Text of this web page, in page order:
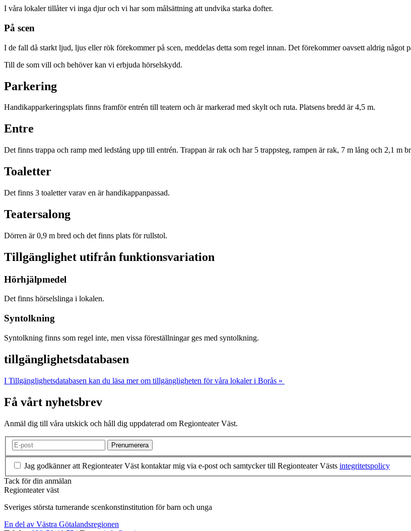
I våra lokaler tillåter vi inga djur och vi har som målsättning att undvika starka dofter.
På scen
I de fall då starkt ljud, ljus eller rök förekommer på scen, meddelas detta som regel innan. Det förekommer oavsett aldrig något
Till de som vill och behöver kan vi erbjuda hörselskydd.
Parkering
Handikapparkeringsplats finns framför entrén till teatern och är markerad med skylt och ruta. Platsens bredd är 4,5 m.
Entre
Det finns trappa och ramp med ledstång upp till entrén. Trappan är rak och har 5 trappsteg, rampen är rak, 7 m lång och 2,1 m
Toaletter
Det finns 3 toaletter varav en är handikappanpassad.
Teatersalong
Dörren är 0,9 m bred och det finns plats för rullstol.
Tillgänglighet utifrån funktionsvariation
Hörhjälpmedel
Det finns hörselslinga i lokalen.
Syntolkning
Syntolkning finns som regel inte, men vissa föreställningar ges med syntolkning.
tillgänglighetsdatabasen
I Tillgänglighetsdatabasen kan du läsa mer om tillgängligheten för våra lokaler i Borås »
Få vårt nyhetsbrev
Anmäl dig till våra utskick och håll dig uppdaterad om Regionteater Väst.
Jag godkänner att Regionteater Väst kontaktar mig via e-post och samtycker till Regionteater Västs integritetspolicy
Tack för din anmälan
Regionteater väst
Sveriges största turnerande scenkonstinstitution för barn och unga
En del av Västra Götalandsregionen